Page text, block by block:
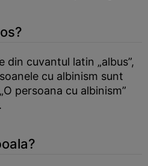
din cuvantul latin „albus”,
cu albinism sunt
persoana cu albinism”